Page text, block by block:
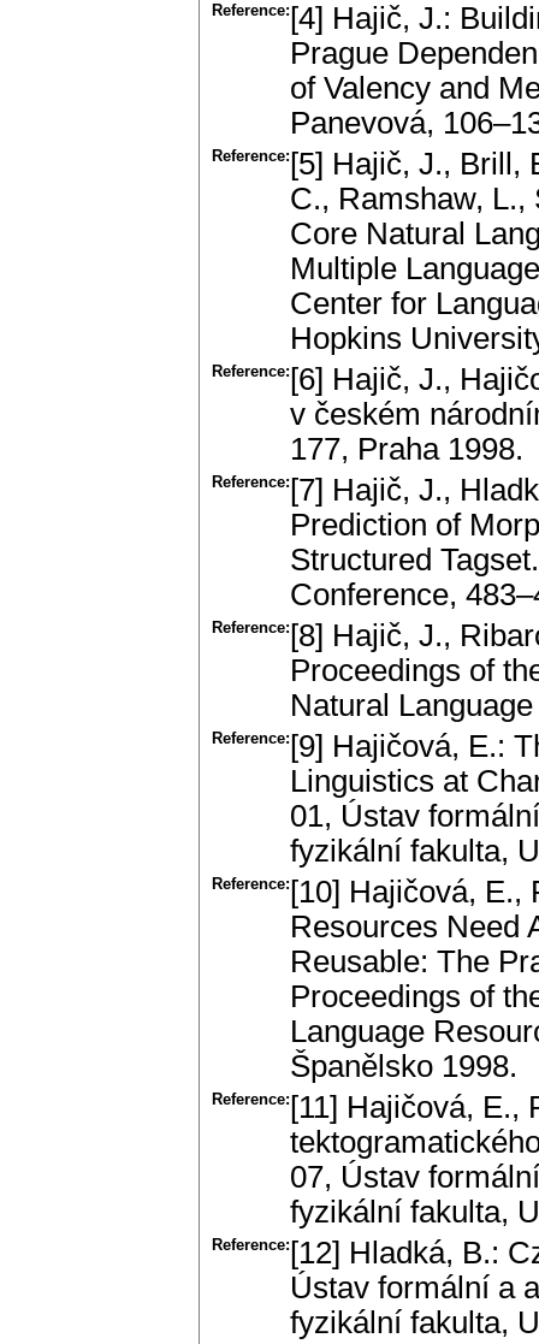
Reference: [4] Hajič, J.:
Prague
of Valency and
Panevová,
Reference: [5] Hajič, J., Brill,
C., Ramshaw, L.,
Core Natural
Multiple
Center for
Hopkins
Reference: [6] Hajič, J.,
v českém
177, Praha 1998.
Reference: [7] Hajič, J.,
Prediction of
Structured
Conference,
Reference: [8] Hajič, J.,
Proceedings of
Natural
Reference: [9] Hajičová, E.:
Linguistics at
01, Ústav
fyzikální fakulta,
Reference: [10] Hajičová, E.,
Resources Need
Reusable: The
Proceedings of
Language
Španělsko 1998.
Reference: [11] Hajičová, E.,
07, Ústav
fyzikální fakulta,
Reference: [12] Hladká, B.:
Ústav formální a
fyzikální fakulta,